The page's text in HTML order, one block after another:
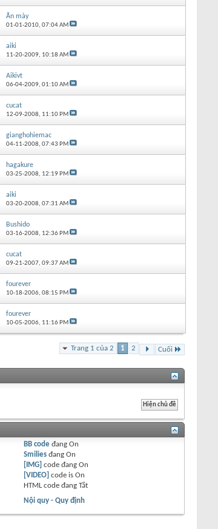
Ăn mày
01-01-2010, 07:04 AM
aiki
11-20-2009, 10:18 AM
Aikivt
06-04-2009, 01:10 AM
cucat
12-09-2008, 11:10 PM
gianghohiemac
04-11-2008, 07:43 PM
hagakure
03-25-2008, 12:19 PM
aiki
03-20-2008, 07:31 AM
Bushido
03-16-2008, 12:36 PM
cucat
09-21-2007, 09:37 AM
fourever
10-18-2006, 08:15 PM
fourever
10-05-2006, 11:16 PM
Trang 1 của 2 1 2 Cuối
BB code đangOn
Smilies đangOn
[IMG] code đangOn
[VIDEO] code isOn
HTML code đangTắt
Nội quy - Quy định